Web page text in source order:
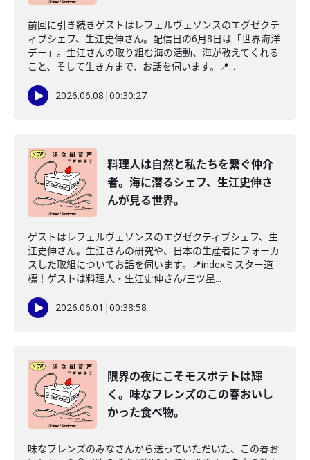
前回に引き続きゲストはレフェルヴェソンスのエグゼクテ
ィブシェフ、生江史伸さん。配信日の6月8日は「世界海洋
デー」。生江さんの取り組む海の活動、海が教えてくれる
こと、そして生き方まで、お話を伺います。📍...
2026.06.08 |00:30:27
料理人は自然と私たちを繋ぐ仲介
者。海に潜るシェフ、生江史伸さ
んが見る世界。
ゲストはレフェルヴェソンスのエグゼクティブシェフ、生
江史伸さん。生江さんの研究や、日本の生産者にフォーカ
スした取組についてお話を伺います。📍indexミスター道
標！ゲストは料理人・生江史伸さん/三ツ星...
2026.06.01 |00:38:58
限界の夜にこそモスポテトは輝
く。味なフレンズのこの春おいし
かった食べ物。
味なフレンズのみなさんから送っていただいた、この春お